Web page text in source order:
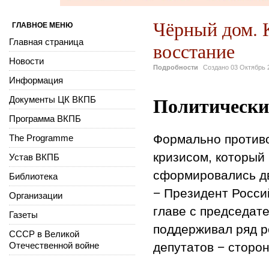
Чёрный дом.
восстание
Подробности Создано 03 Октябрь
Формально
кризисом,
сформировались
− Президент
главе с
поддерживал ряд
депутатов −
ГЛАВНОЕ МЕНЮ
Главная страница
Новости
Информация
Документы ЦК ВКПБ
Программа ВКПБ
The Programme
Устав ВКПБ
Библиотека
Организации
Газеты
СССР в Великой
Отечественной войне